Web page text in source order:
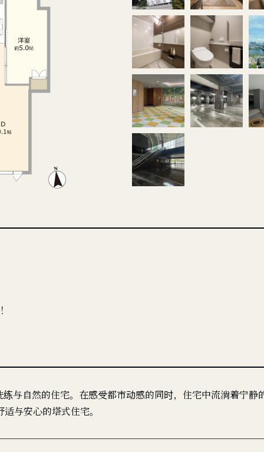
与自然的住宅。在感受都市动感的同时，住宅中流淌着宁
与安心的塔式住宅。